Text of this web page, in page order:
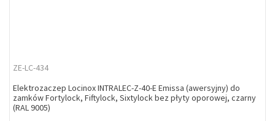
ZE-LC-434
Elektrozaczep Locinox INTRALEC-Z-40-E Emissa (awersyjny) do
zamków Fortylock, Fiftylock, Sixtylock bez płyty oporowej, czarny
(RAL 9005)